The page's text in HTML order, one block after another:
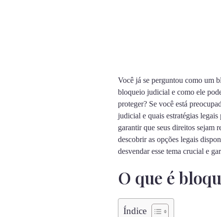
Você já se perguntou como um
bloqueio judicial e como ele
proteger? Se você está
judicial e quais estratégias legais
garantir que seus direitos sejam
descobrir as opções legais
desvendar esse tema crucial e
O que é
Índice